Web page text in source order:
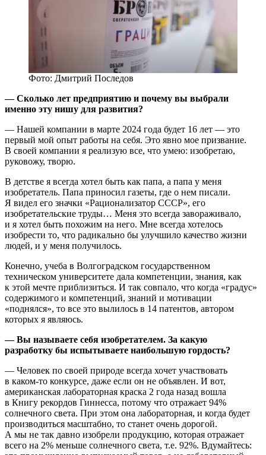
Фото: Дмитрий Последов
— Сколько лет предприятию и почему вы выбрали
именно эту нишу для развития?
— Нашей компании в марте 2024 года будет 16 лет — это
первый мой опыт работы на себя. Это явно мое призвание.
В своей компании я реализую все, что умею: изобретаю,
руковожу, творю.
В детстве я всегда хотел быть как папа, а папа у меня
изобретатель. Папа приносил газеты, где о нем писали.
Я видел его значки «Рационализатор СССР», его
изобретательские труды… Меня это всегда завораживало,
и я хотел быть похожим на него. Мне всегда хотелось
изобрести то, что радикально бы улучшило качество жизни
людей, и у меня получилось.
Конечно, учеба в Волгоградском государственном
техническом университете дала компетенции, знания, как
к этой мечте приблизиться. И так совпало, что когда «градус»
содержимого и компетенций, знаний и мотивации
«поднялся», то все это вылилось в 14 патентов, автором
которых я являюсь.
— Вы называете себя изобретателем. За какую
разработку бы испытываете наибольшую гордость?
— Человек по своей природе всегда хочет участвовать
в каком-то конкурсе, даже если он не объявлен. И вот,
американская лабораторная краска 2 года назад вошла
в Книгу рекордов Гиннесса, потому что отражает 94%
солнечного света. При этом она лабораторная, и когда будет
производиться масштабно, то станет очень дорогой.
А мы не так давно изобрели продукцию, которая отражает
всего на 2% меньше солнечного света, т.е. 92%. Вдумайтесь: